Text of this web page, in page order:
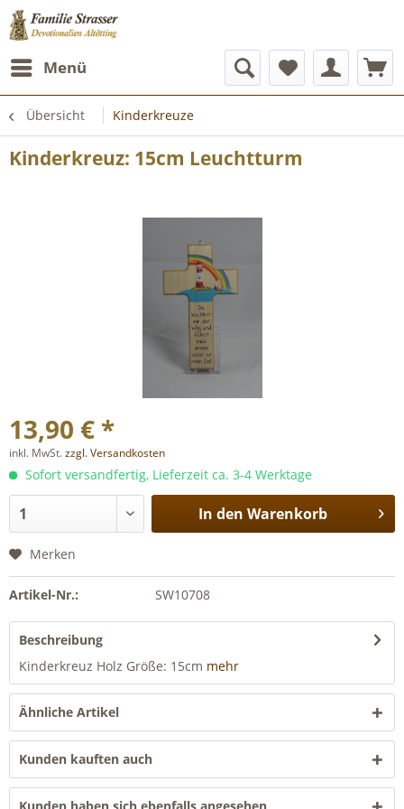
Menü
Übersicht Kinderkreuze
Kinderkreuz: 15cm Leuchtturm
13,90 € *
inkl. MwSt.zzgl. Versandkosten
Sofort versandfertig, Lieferzeit ca. 3-4 Werktage
In den Warenkorb
Merken
Artikel-Nr.: SW10708
Beschreibung
Kinderkreuz Holz Größe: 15cm mehr
Ähnliche Artikel
Kunden kauften auch